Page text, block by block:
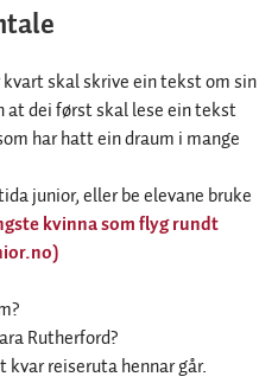
skal skrive ein tekst om sin
dei først skal lese ein tekst
har hatt ein draum i mange
junior, eller be elevane bruke
kvinna som flyg rundt
Rutherford?
reiseruta hennar går.